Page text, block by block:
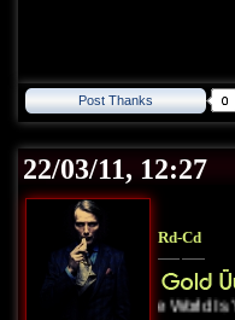
Post Thanks
22/03/11, 12:27
Rd-Cd
The World Is Yours